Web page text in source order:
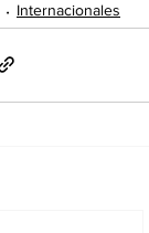
Internacionales